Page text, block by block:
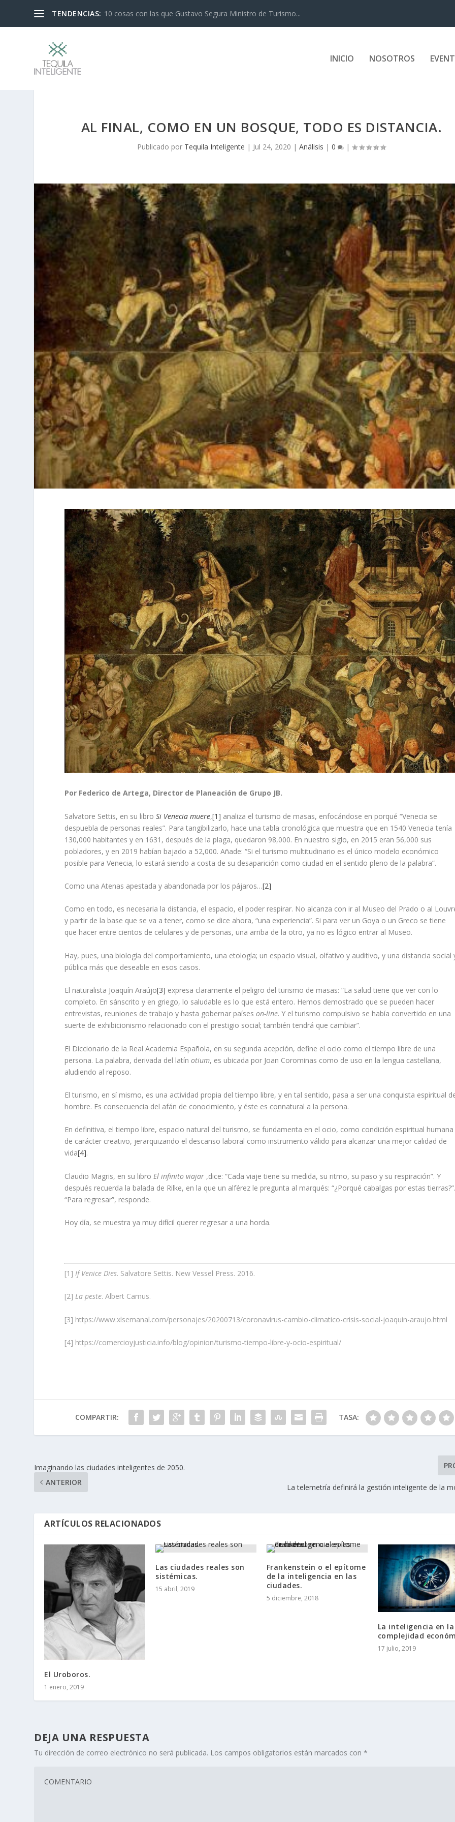
TENDENCIAS: 10 cosas con las que Gustavo Segura Ministro de Turismo...
INICIO NOSOTROS
AL FINAL, COMO EN UN BOSQUE, TODO ES DISTANCIA.
Publicado por Tequila Inteligente | Jul 24, 2020 |Análisis |0 |
Por Federico de Artega, Director de Planeación de Grupo JB.
Salvatore Settis, en su libroSi Venecia muere,[1] analiza el turismo de masas, enfocándose en porqué “Venecia se
despuebla de personas reales”. Para tangibilizarlo, hace una tabla cronológica que muestra que en 1540 Venecia tenía
130,000 habitantes y en 1631, después de la plaga, quedaron 98,000. En nuestro siglo, en 2015 eran 56,000 sus
pobladores, y en 2019 habían bajado a 52,000. Añade: “Si el turismo multitudinario es el único modelo económico
posible para Venecia, lo estará siendo a costa de su desaparición como ciudad en el sentido pleno de la palabra”.
Como una Atenas apestada y abandonada por los pájaros…[2]
Como en todo, es necesaria la distancia, el espacio, el poder respirar. No alcanza con ir al Museo del Prado o al
y partir de la base que se va a tener, como se dice ahora, “una experiencia”. Si para ver un Goya o un Greco se tiene
que hacer entre cientos de celulares y de personas, una arriba de la otro, ya no es lógico entrar al Museo.
Hay, pues, una biología del comportamiento, una etología; un espacio visual, olfativo y auditivo, y una distancia social
pública más que deseable en esos casos.
El naturalista Joaquín Araújo[3] expresa claramente el peligro del turismo de masas: “La salud tiene que ver con lo
completo. En sánscrito y en griego, lo saludable es lo que está entero. Hemos demostrado que se pueden hacer
entrevistas, reuniones de trabajo y hasta gobernar paíseson-line. Y el turismo compulsivo se había convertido en una
suerte de exhibicionismo relacionado con el prestigio social; también tendrá que cambiar”.
El Diccionario de la Real Academia Española, en su segunda acepción, define el ocio como el tiempo libre de una
persona. La palabra, derivada del latínotium, es ubicada por Joan Corominas como de uso en la lengua castellana,
aludiendo al reposo.
El turismo, en sí mismo, es una actividad propia del tiempo libre, y en tal sentido, pasa a ser una conquista espiritual
hombre. Es consecuencia del afán de conocimiento, y éste es connatural a la persona.
En definitiva, el tiempo libre, espacio natural del turismo, se fundamenta en el ocio, como condición espiritual humana
de carácter creativo, jerarquizando el descanso laboral como instrumento válido para alcanzar una mejor calidad de
vida[4].
Claudio Magris, en su libro El infinito viajar ,dice: “Cada viaje tiene su medida, su ritmo, su paso y su respiración”. Y
después recuerda la balada de Rilke, en la que un alférez le pregunta al marqués: “¿Porqué cabalgas por estas
“Para regresar”, responde.
Hoy día, se muestra ya muy difícil querer regresar a una horda.
[1] If Venice Dies. Salvatore Settis. New Vessel Press. 2016.
[2] La peste. Albert Camus.
[3] https://www.xlsemanal.com/personajes/20200713/coronavirus-cambio-climatico-crisis-social-joaquin-araujo.html
[4] https://comercioyjusticia.info/blog/opinion/turismo-tiempo-libre-y-ocio-espiritual/
COMPARTIR: TASA:
Imaginando las ciudades inteligentes de 2050.
ANTERIOR
La telemetría definirá la gestión inteligente de la
ARTÍCULOS RELACIONADOS
El Uroboros.
1 enero, 2019
Las ciudades reales son
sistémicas.
15 abril, 2019
Frankenstein o el epítome
de la inteligencia en las
ciudades.
5 diciembre, 2018
La inteligencia en la
complejidad
17 julio, 2019
DEJA UNA RESPUESTA
Tu dirección de correo electrónico no será publicada. Los campos obligatorios están marcados con*